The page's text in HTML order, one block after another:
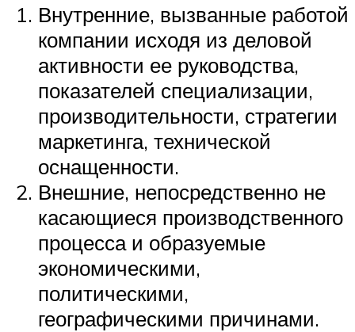
Внутренние, вызванные работой
компании исходя из деловой
активности ее руководства,
показателей специализации,
производительности, стратегии
маркетинга, технической
оснащенности.
Внешние, непосредственно не
касающиеся производственного
процесса и образуемые
экономическими,
политическими,
географическими причинами.